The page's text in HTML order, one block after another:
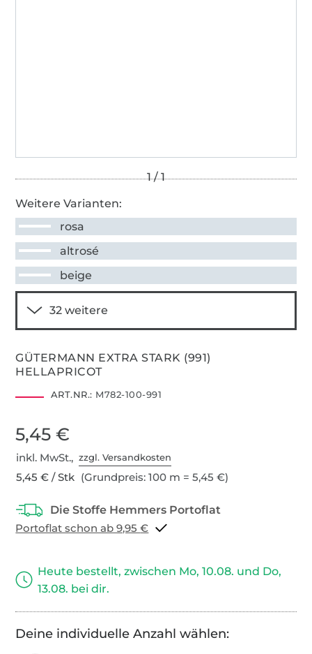
Weitere Varianten:
rosa
altrosé
beige
GÜTERMANN EXTRA STARK (991)
HELLAPRICOT
ART.NR.: M782-100-991
5,45 €
inkl. MwSt.,zzgl. Versandkosten
5,45 € / Stk (Grundpreis: 100 m = 5,45 €)
Portoflat schon ab 9,95 €
Heute bestellt, zwischen Mo, 10.08. und Do,
13.08. bei dir.
Deine individuelle Anzahl wählen: